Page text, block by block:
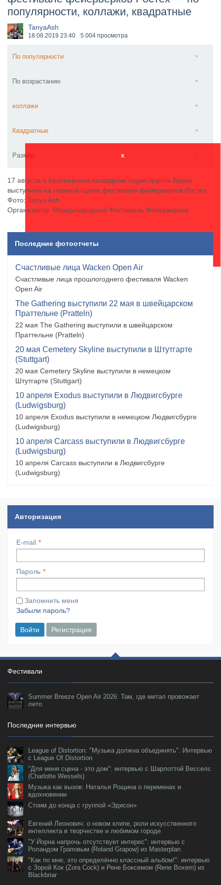
​Wacken Open Air 2027 объявил новую волну участ...
популярности, коллажи, квадратные
TanyaAsh
18.08.2019 23:40 5 004 просмотра
По популярности
По возрастанию
коллажи
Квадратные
Размер x
17 августа в Братеевском каскадном парке группа Браво
выступила на главной сцене фестиваля фейерверков Ростех.
Фото: Tanya Ash
Организатор: Международный Фестиваль Фейерверков
Последние фотоотчеты
Счастливые лица Wacken Open Air
Счастливые лица прошлогоднего фестиваля Wacken
Open Air
The Gathering выступили 22 мая в швейцарском
Праттельне (Pratteln)
22 мая The Gathering выступили в швейцарском
Праттельне (Pratteln)
20 мая Cemetery Skyline выступили в Штутгарте
(Stuttgart)
20 мая Cemetery Skyline выступили в немецком
Штутгарте (Stuttgart)
10 апреля Exodus выступили в Людвигсбурге
(Ludwigsburg)
10 апреля Exodus выступили в немецком Людвигсбурге
(Ludwigsburg)
10 апреля Carcass выступили в Людвигсбурге
(Ludwigsburg)
10 апреля Carcass выступили в Людвигсбурге
(Ludwigsburg)
Авторизация
E-mail
Пароль
Запомнить меня
Забыли пароль?
Войти Регистрация
Фестивали
Summer Breeze Open Air 2026: Там, где метал провожает
лето
Последние интервью
League of Distortion: "Музыка должна объединять". Интервью
с League Of Distortion
"Для меня сцена - это дом": интервью с Шарлоттой Весселс
(Charlotte Wessels)
Музыка как вызов: Наталья Рощина о переменах и
вдохновении
Стоим до конца с группой «Эдисон»
Евгений Леонович: о новом клипе, роли искусственного
интеллекта в творчестве и любимом городе
"У Йорна напрочь отсутствует интерес": интервью с
Роландом Граповым (Roland Grapow) из Masterplan
"Как по мне, это определённо классный альбом!": интервью
с Зорой Кок (Zora Cock) и Рене Боксемом (Rene Boxem) из
Blackbriar